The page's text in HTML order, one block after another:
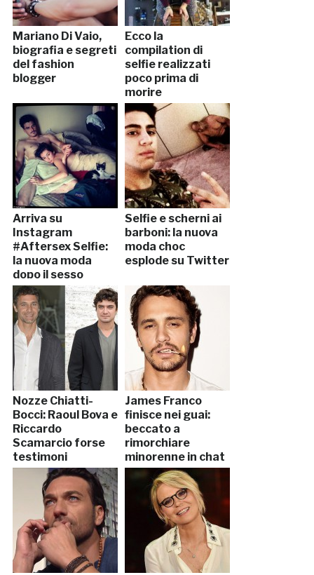
Mariano Di Vaio,
biografia e segreti
del fashion
blogger
Ecco la
compilation di
selfie realizzati
poco prima di
morire
Arriva su
Instagram
#Aftersex Selfie:
la nuova moda
dopo il sesso
(FOTO)
Selfie e scherni ai
barboni: la nuova
moda choc
esplode su Twitter
Nozze Chiatti-
Bocci: Raoul Bova e
Riccardo
Scamarcio forse
testimoni
James Franco
finisce nei guai:
beccato a
rimorchiare
minorenne in chat